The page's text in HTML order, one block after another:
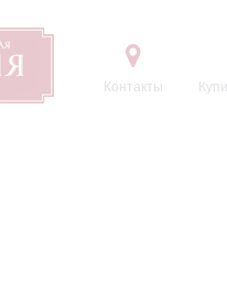
Контакты